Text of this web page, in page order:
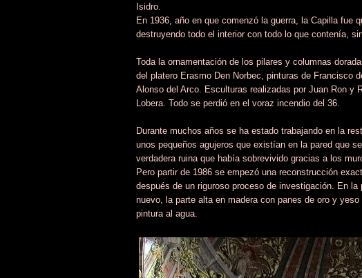
Isidro.
En 1936, año en que comenzó la guerra, la Capilla fue
destruyendo todo el interior con todo lo que contenía,
Toda la ornamentación de los pilares y columnas
del platero Erasmo Den Norbec, pinturas de Francisco
Alonso del Arco. Esculturas realizadas por Juan Ron y
Lobera. Todo se perdió en el voraz incendio del 36.
Durante muchos años se ha estado trabajando en la
unos pequeños agujeros que existían en la pared que
verdadera ruina que había sobrevivido gracias a los
Pero partir de 1986 se empezó una reconstrucción
después de un riguroso proceso de investigación. En
nuevo, la parte alta en madera con panes de oro y
pintura al agua.